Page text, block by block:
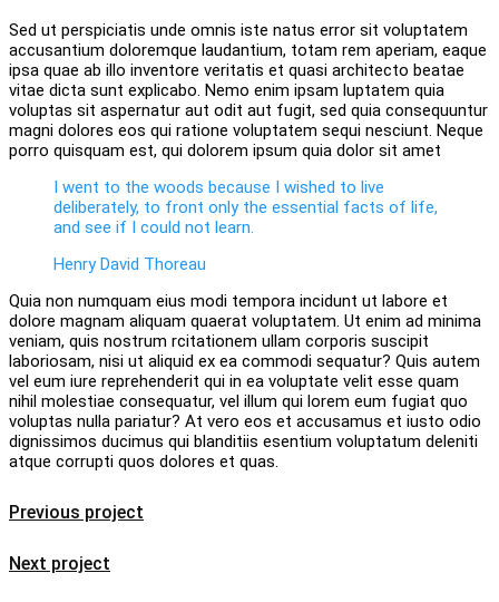
Sed ut perspiciatis unde omnis iste natus error sit voluptatem
accusantium doloremque laudantium, totam rem aperiam, eaque
ipsa quae ab illo inventore veritatis et quasi architecto beatae
vitae dicta sunt explicabo. Nemo enim ipsam luptatem quia
voluptas sit aspernatur aut odit aut fugit, sed quia consequuntur
magni dolores eos qui ratione voluptatem sequi nesciunt. Neque
porro quisquam est, qui dolorem ipsum quia dolor sit amet
I went to the woods because I wished to live
deliberately, to front only the essential facts of life,
and see if I could not learn.
Henry David Thoreau
Quia non numquam eius modi tempora incidunt ut labore et
dolore magnam aliquam quaerat voluptatem. Ut enim ad minima
veniam, quis nostrum rcitationem ullam corporis suscipit
laboriosam, nisi ut aliquid ex ea commodi sequatur? Quis autem
vel eum iure reprehenderit qui in ea voluptate velit esse quam
nihil molestiae consequatur, vel illum qui lorem eum fugiat quo
voluptas nulla pariatur? At vero eos et accusamus et iusto odio
dignissimos ducimus qui blanditiis esentium voluptatum deleniti
atque corrupti quos dolores et quas.
Previous project
Next project